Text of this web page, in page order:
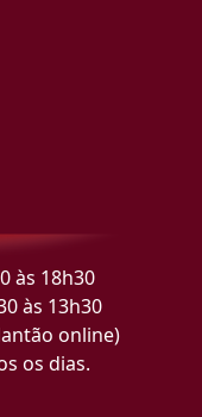
às 18h30
às 13h30
online)
os dias.